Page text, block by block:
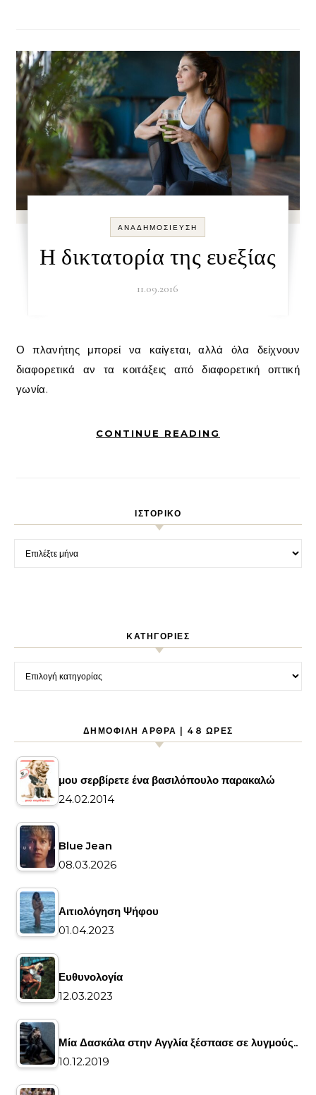
ΑΝΑΔΗΜΟΣΊΕΥΣΗ
Η δικτατορία της ευεξίας
11.09.2016
Ο πλανήτης μπορεί να καίγεται, αλλά όλα δείχνουν
διαφορετικά αν τα κοιτάξεις από διαφορετική οπτική
γωνία.
CONTINUE READING
ΙΣΤΟΡΙΚΌ
KΑΤΗΓΟΡΊΕΣ
ΔΗΜΟΦΙΛΉ ΆΡΘΡΑ | 48 ΏΡΕΣ
μου σερβίρετε ένα βασιλόπουλο παρακαλώ
24.02.2014
Blue Jean
08.03.2026
Αιτιολόγηση Ψήφου
01.04.2023
Ευθυνολογία
12.03.2023
Μία Δασκάλα στην Αγγλία ξέσπασε σε λυγμούς..
10.12.2019